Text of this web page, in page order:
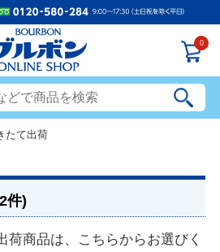
0
たて出荷
件)
荷商品は、こちらからお選びく